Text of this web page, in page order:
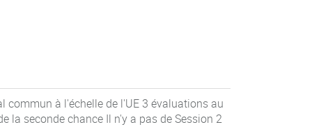
commun à l'échelle de l'UE 3 évaluations au
la seconde chance Il n'y a pas de Session 2